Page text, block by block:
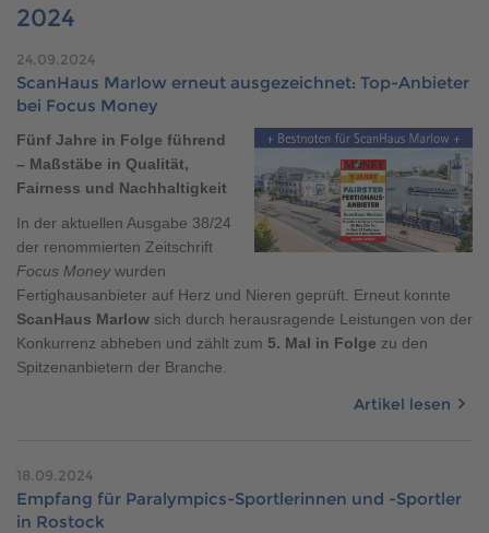
Brauchen Sie Hilfe?
038221 4000
MUSTERHAUS FINDEN
2024
24.09.2024
ScanHaus Marlow erneut ausgezeichnet: Top-Anbieter
bei Focus Money
Fünf Jahre in Folge führend
– Maßstäbe in Qualität,
Fairness und Nachhaltigkeit
In der aktuellen Ausgabe 38/24
der renommierten Zeitschrift
Focus Money wurden
Fertighausanbieter auf Herz und Nieren geprüft. Erneut konnte
ScanHaus Marlow sich durch herausragende Leistungen von der
Konkurrenz abheben und zählt zum 5. Mal in Folge zu den
Spitzenanbietern der Branche.
Artikel lesen
18.09.2024
Empfang für Paralympics-Sportlerinnen und -Sportler
in Rostock